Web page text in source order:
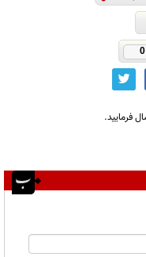
0
فرمایید.